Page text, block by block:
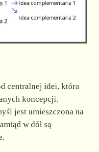
centralnej idei, która
koncepcji.
jest umieszczona na
w dół są